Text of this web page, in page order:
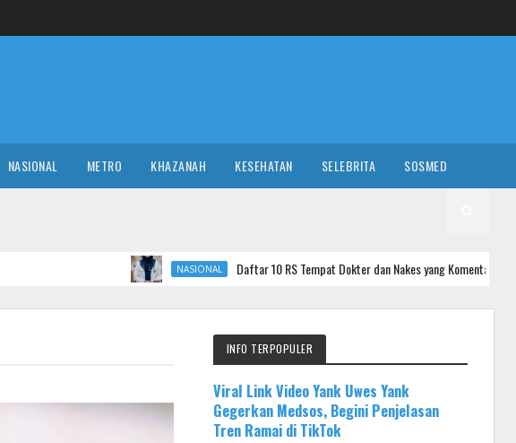
NASIONAL METRO KHAZANAH KESEHATAN SELEBRITA SOSMED
NASIONAL Daftar 10 RS Tempat Dokter dan Nakes yang Komentar Sadis ke Pasien
INFO TERPOPULER
Viral Link Video Yank Uwes Yank
Gegerkan Medsos, Begini Penjelasan
Tren Ramai di TikTok